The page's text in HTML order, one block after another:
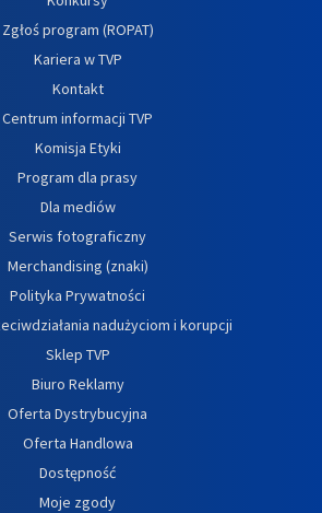
Zgłoś program (ROPAT)
Kariera w TVP
Kontakt
Centrum informacji TVP
Komisja Etyki
Program dla prasy
Dla mediów
Serwis fotograficzny
Merchandising (znaki)
Polityka Prywatności
nadużyciom i korupcji
Sklep TVP
Biuro Reklamy
Oferta Dystrybucyjna
Oferta Handlowa
Dostępność
Moje zgody